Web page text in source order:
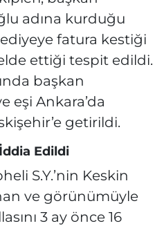
adına kurduğu
fatura kestiği
ettiği tespit edildi.
başkan
eşi Ankara’da
getirildi.
Edildi
S.Y.’nin Keskin
ve görünümüyle
3 ay önce 16